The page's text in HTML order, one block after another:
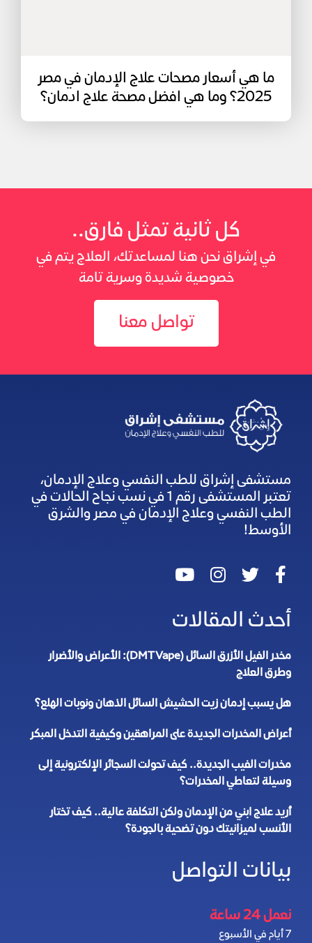
ما هي أسعار مصحات علاج الإدمان في مصر
2025؟ وما هي افضل مصحة علاج ادمان؟
كل ثانية تمثل فارق..
في إشراق نحن هنا لمساعدتك، العلاج يتم في
خصوصية شديدة وسرية تامة
تواصل معنا
مستشفى إشراق للطب النفسي وعلاج الإدمان،
تعتبر المستشفى رقم 1 في نسب نجاح الحالات في
الطب النفسي وعلاج الإدمان في مصر والشرق
الأوسط!
أحدث المقالات
مخدر الفيل الأزرق السائل (DMT Vape): الأعراض والأضرار
وطرق العلاج
هل يسبب إدمان زيت الحشيش السائل الذهان ونوبات الهلع؟
أعراض المخدرات الجديدة على المراهقين وكيفية التدخل المبكر
مخدرات الفيب الجديدة.. كيف تحولت السجائر الإلكترونية إلى
وسيلة لتعاطي المخدرات؟
أريد علاج ابني من الإدمان ولكن التكلفة عالية.. كيف تختار
الأنسب لميزانيتك دون تضحية بالجودة؟
بيانات التواصل
نعمل 24 ساعة
7 أيام في الأسبوع